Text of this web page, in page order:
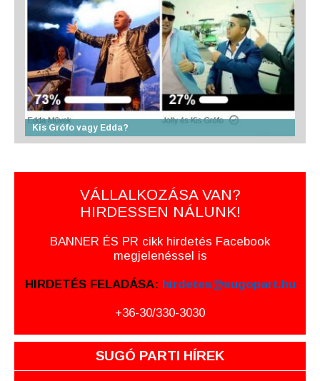
Kis Grófo vagy Edda?
VÁLLALKOZÁSA VAN?
HIRDESSEN NÁLUNK!
BANNER ÉS PR cikk hirdetés Facebook
megjelenéssel is
HIRDETÉS FELADÁSA: hirdetes@sugopart.hu
+36-30/330-3030
SUGÓ PARTI HÍREK